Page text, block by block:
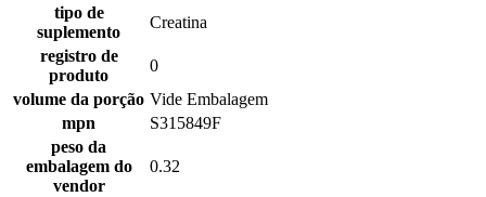
tipo de
suplemento
Creatina
registro de
produto
0
volume da porção Vide Embalagem
mpn
S315849F
peso da
embalagem do
vendor
0.32